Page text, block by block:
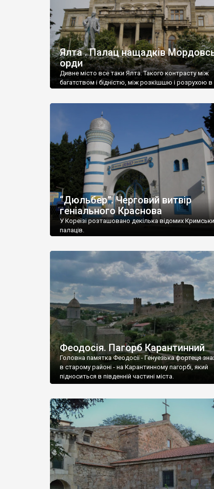
Ялта . Палац нащадків
орди
Дивне місто все таки Ялта. Такого контрасту між
багатством і бідністю, між розкішшю і розрухою в
“Дюльбер”. Черговий витвір
геніального Краснова
У Кореїзі розташовано декілька відомих
палаців.
Феодосія. Пагорб Карантинний
Головна памятка Феодосії - Генуезька фортеця
в старому районі - на Карантинному пагорбі, який
підноситься в південній частині міста.